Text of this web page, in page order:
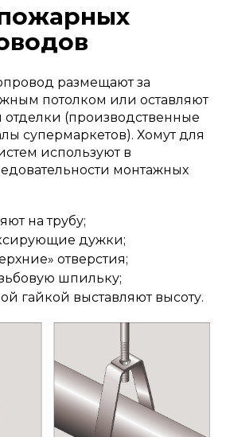
размещают за
потолком или оставляют
отделки (производственные
супермаркетов). Хомут для
используют в
монтажных
на трубу;
дужки;
отверстия;
шпильку;
гайкой выставляют высоту.